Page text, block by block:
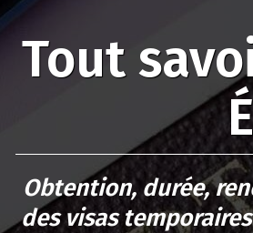
Tout
Obtention, durée,
des visas